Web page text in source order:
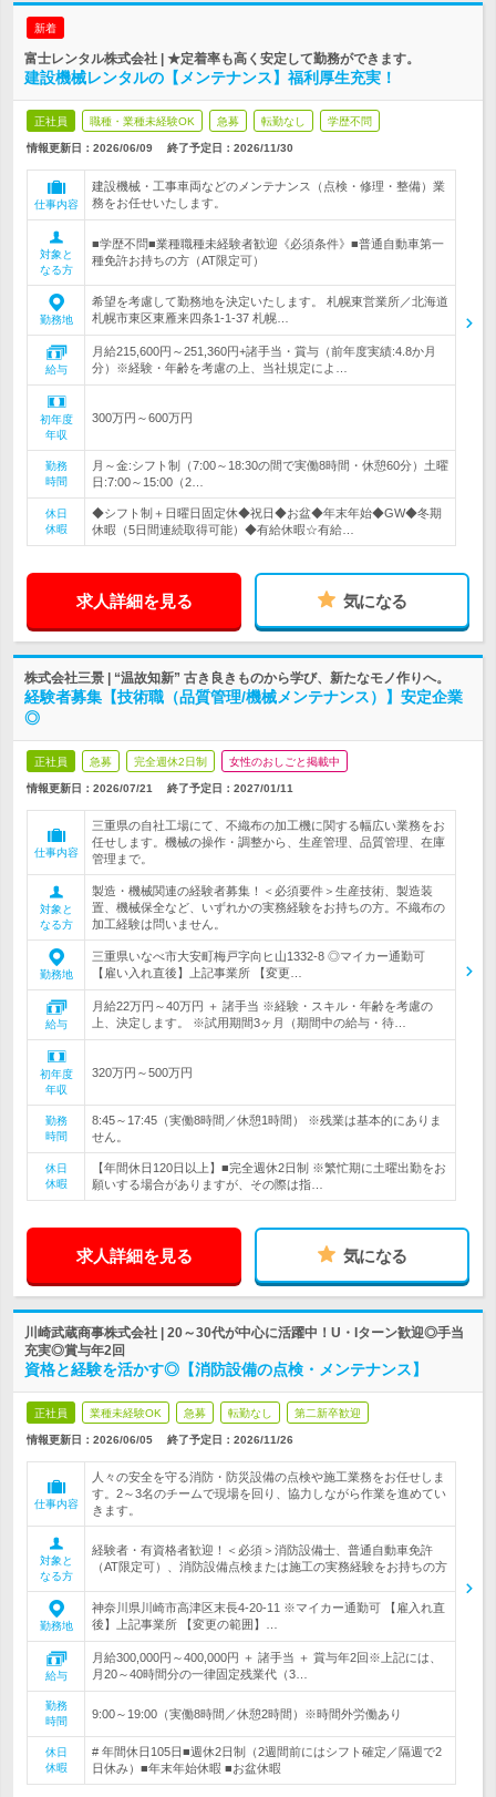
新着
富士レンタル株式会社 | ★定着率も高く安定して勤務ができます。
建設機械レンタルの【メンテナンス】福利厚生充実！
正社員 職種・業種未経験OK 急募 転勤なし 学歴不問
情報更新日：2026/06/09 終了予定日： 2026/11/30
仕事内容
建設機械・工事車両などのメンテナンス（点検・修理・整備）業
務をお任せいたします。
対象と
なる方
■学歴不問■業種職種未経験者歓迎《必須条件》■普通自動車第一
種免許お持ちの方（AT限定可）
勤務地
希望を考慮して勤務地を決定いたします。 札幌東営業所／北海道
札幌市東区東雁来四条1-1-37 札幌…
給与
月給215,600円～251,360円+諸手当・賞与（前年度実績:4.8か月
分）※経験・年齢を考慮の上、当社規定によ…
初年度
年収
300万円～600万円
勤務
時間
月～金:シフト制（7:00～18:30の間で実働8時間・休憩60分）土曜
日:7:00～15:00（2…
休日
休暇
◆シフト制＋日曜日固定休◆祝日◆お盆◆年末年始◆GW◆冬期
休暇（5日間連続取得可能）◆有給休暇☆有給…
求人詳細を見る 気になる
株式会社三景 | “温故知新” 古き良きものから学び、新たなモノ作りへ。
経験者募集【技術職（品質管理/機械メンテナンス）】安定企業
◎
正社員 急募 完全週休2日制 女性のおしごと掲載中
情報更新日：2026/07/21 終了予定日： 2027/01/11
仕事内容
三重県の自社工場にて、不織布の加工機に関する幅広い業務をお
任せします。機械の操作・調整から、生産管理、品質管理、在庫
管理まで。
対象と
なる方
製造・機械関連の経験者募集！＜必須要件＞生産技術、製造装
置、機械保全など、いずれかの実務経験をお持ちの方。不織布の
加工経験は問いません。
勤務地
三重県いなべ市大安町梅戸字向ヒ山1332-8 ◎マイカー通勤可
【雇い入れ直後】上記事業所 【変更…
給与
月給22万円～40万円 ＋ 諸手当 ※経験・スキル・年齢を考慮の
上、決定します。 ※試用期間3ヶ月（期間中の給与・待…
初年度
年収
320万円～500万円
勤務
時間
8:45～17:45（実働8時間／休憩1時間） ※残業は基本的にありま
せん。
休日
休暇
【年間休日120日以上】■完全週休2日制 ※繁忙期に土曜出勤をお
願いする場合がありますが、その際は指…
求人詳細を見る 気になる
川崎武蔵商事株式会社 | 20～30代が中心に活躍中！U・Iターン歓迎◎手当
充実◎賞与年2回
資格と経験を活かす◎【消防設備の点検・メンテナンス】
正社員 業種未経験OK 急募 転勤なし 第二新卒歓迎
情報更新日：2026/06/05 終了予定日： 2026/11/26
仕事内容
人々の安全を守る消防・防災設備の点検や施工業務をお任せしま
す。2～3名のチームで現場を回り、協力しながら作業を進めてい
きます。
対象と
なる方
経験者・有資格者歓迎！＜必須＞消防設備士、普通自動車免許
（AT限定可）、消防設備点検または施工の実務経験をお持ちの方
勤務地
神奈川県川崎市高津区末長4-20-11 ※マイカー通勤可 【雇入れ直
後】上記事業所 【変更の範囲】…
給与
月給300,000円～400,000円 ＋ 諸手当 ＋ 賞与年2回※上記には、
月20～40時間分の一律固定残業代（3…
勤務
時間
9:00～19:00（実働8時間／休憩2時間）※時間外労働あり
休日
休暇
# 年間休日105日■週休2日制（2週間前にはシフト確定／隔週で2
日休み）■年末年始休暇 ■お盆休暇